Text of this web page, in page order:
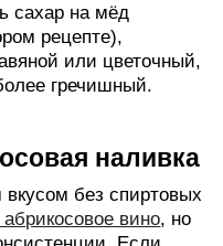
сахар на мёд
рецепте),
или цветочный,
гречишный.
наливка
без спиртовых
вино, но